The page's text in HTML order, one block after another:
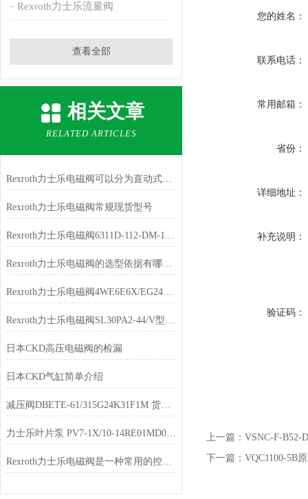
Rexroth力士乐流量阀
查看全部
相关文章
RELATED ARTICLES
Rexroth力士乐电磁阀可以分为直动式和间接式两种类型
Rexroth力士乐电磁阀常规现货型号
Rexroth力士乐电磁阀6311D-112-DM-111DA现货
Rexroth力士乐电磁阀的选型依据有哪些？
Rexroth力士乐电磁阀4WE6E6X/EG24N9K4库存充足
Rexroth力士乐电磁阀SL30PA2-44/V型号齐全
日本CKD高压电磁阀的检漏
日本CKD气缸简单介绍
减压阀DBETE-61/315G24K31F1M 货期短
力士乐叶片泵 PV7-1X/10-14RE01MD0-16经销
Rexroth力士乐电磁阀是一种常用的控制元件
您的姓名：
联系电话：
常用邮箱：
省份：
详细地址：
补充说明：
验证码：
上一篇： VSNC-F-B52-
下一篇： VQC1100-5B